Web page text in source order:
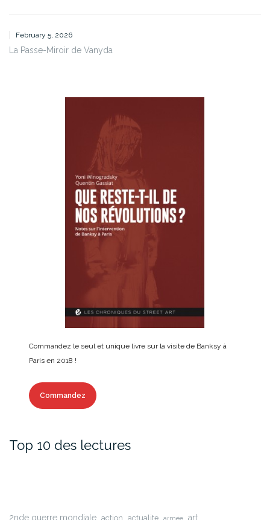
February 5, 2026
La Passe-Miroir de Vanyda
Commandez le seul et unique livre sur la visite de Banksy à
Paris en 2018 !
Commandez
Top 10 des lectures
2nde guerre mondiale action actualite armée art